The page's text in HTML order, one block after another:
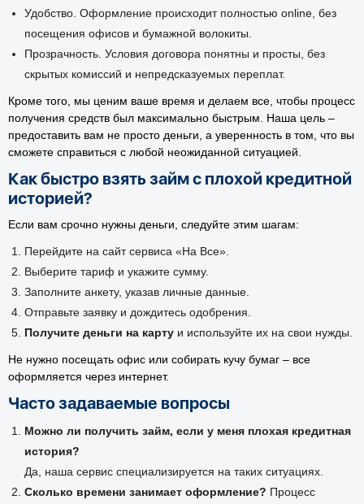
Удобство. Оформление происходит полностью online, без
посещения офисов и бумажной волокиты.
Прозрачность. Условия договора понятны и просты, без
скрытых комиссий и непредсказуемых переплат.
Кроме того, мы ценим ваше время и делаем все, чтобы процесс
получения средств был максимально быстрым. Наша цель –
предоставить вам не просто деньги, а уверенность в том, что вы
сможете справиться с любой неожиданной ситуацией.
Как быстро взять займ с плохой кредитной
историей?
Если вам срочно нужны деньги, следуйте этим шагам:
Перейдите на сайт сервиса «На Все».
Выберите тариф и укажите сумму.
Заполните анкету, указав личные данные.
Отправьте заявку и дождитесь одобрения.
Получите деньги на карту и используйте их на свои нужды.
Не нужно посещать офис или собирать кучу бумаг – все
оформляется через интернет.
Часто задаваемые вопросы
Можно ли получить займ, если у меня плохая кредитная
история?
Да, наша сервис специализируется на таких ситуациях.
Сколько времени занимает оформление? Процесс